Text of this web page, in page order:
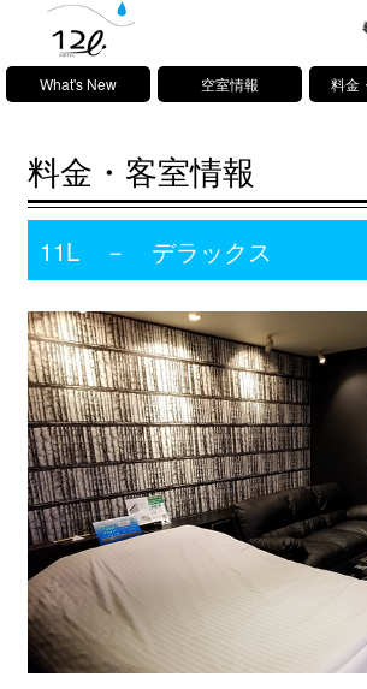
What's New 空室情報 料金
料金・客室情報
11L － デラックス